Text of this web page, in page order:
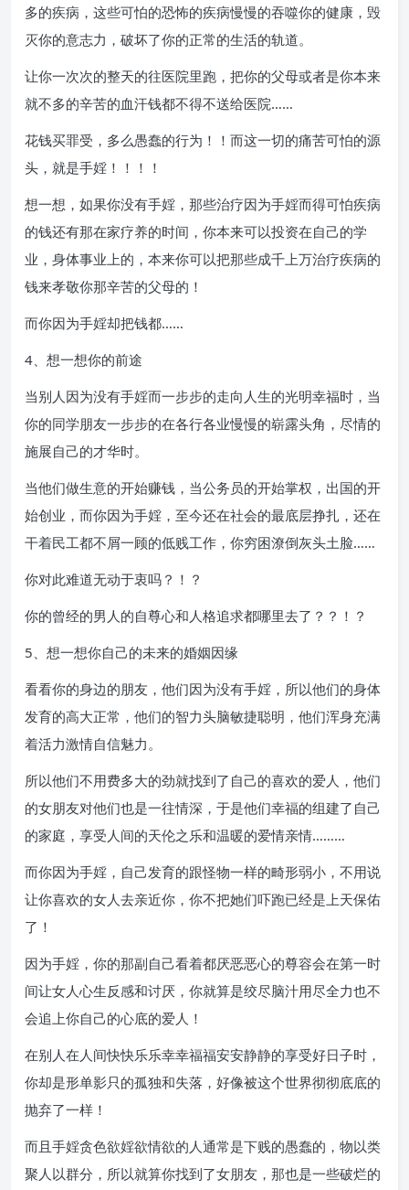
多的疾病，这些可怕的恐怖的疾病慢慢的吞噬你的健康，毁
灭你的意志力，破坏了你的正常的生活的轨道。
让你一次次的整天的往医院里跑，把你的父母或者是你本来
就不多的辛苦的血汗钱都不得不送给医院……
花钱买罪受，多么愚蠢的行为！！而这一切的痛苦可怕的源
头，就是手婬！！！！
想一想，如果你没有手婬，那些治疗因为手婬而得可怕疾病
的钱还有那在家疗养的时间，你本来可以投资在自己的学
业，身体事业上的，本来你可以把那些成千上万治疗疾病的
钱来孝敬你那辛苦的父母的！
而你因为手婬却把钱都……
4、想一想你的前途
当别人因为没有手婬而一步步的走向人生的光明幸福时，当
你的同学朋友一步步的在各行各业慢慢的崭露头角，尽情的
施展自己的才华时。
当他们做生意的开始赚钱，当公务员的开始掌权，出国的开
始创业，而你因为手婬，至今还在社会的最底层挣扎，还在
干着民工都不屑一顾的低贱工作，你穷困潦倒灰头土脸……
你对此难道无动于衷吗？！？
你的曾经的男人的自尊心和人格追求都哪里去了？？！？
5、想一想你自己的未来的婚姻因缘
看看你的身边的朋友，他们因为没有手婬，所以他们的身体
发育的高大正常，他们的智力头脑敏捷聪明，他们浑身充满
着活力激情自信魅力。
所以他们不用费多大的劲就找到了自己的喜欢的爱人，他们
的女朋友对他们也是一往情深，于是他们幸福的组建了自己
的家庭，享受人间的天伦之乐和温暖的爱情亲情………
而你因为手婬，自己发育的跟怪物一样的畸形弱小，不用说
让你喜欢的女人去亲近你，你不把她们吓跑已经是上天保佑
了！
因为手婬，你的那副自己看着都厌恶恶心的尊容会在第一时
间让女人心生反感和讨厌，你就算是绞尽脑汁用尽全力也不
会追上你自己的心底的爱人！
在别人在人间快快乐乐幸幸福福安安静静的享受好日子时，
你却是形单影只的孤独和失落，好像被这个世界彻彻底底的
抛弃了一样！
而且手婬贪色欲婬欲情欲的人通常是下贱的愚蠢的，物以类
聚人以群分，所以就算你找到了女朋友，那也是一些破烂的